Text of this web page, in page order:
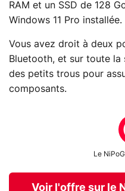
RAM et un SSD de 128
Windows 11 Pro installée.
Vous avez droit à deux
Bluetooth, et sur toute
des petits trous pour
composants.
Le
Voir l'offre sur le